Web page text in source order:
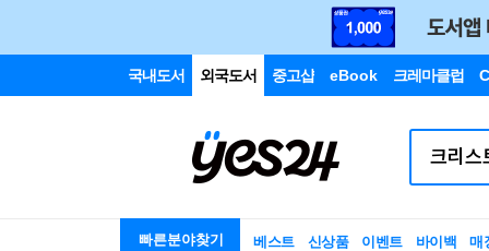
국내도서 외국도서 중고샵 eBook 크레마클럽
빠른분야찾기 베스트 신상품 이벤트 바이백 매